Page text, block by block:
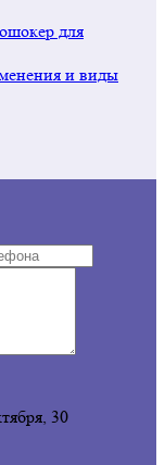
для
и виды
30